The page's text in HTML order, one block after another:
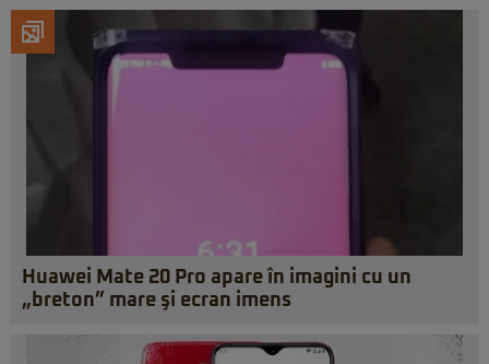
Huawei Mate 20 Pro apare în imagini cu un
„breton” mare şi ecran imens